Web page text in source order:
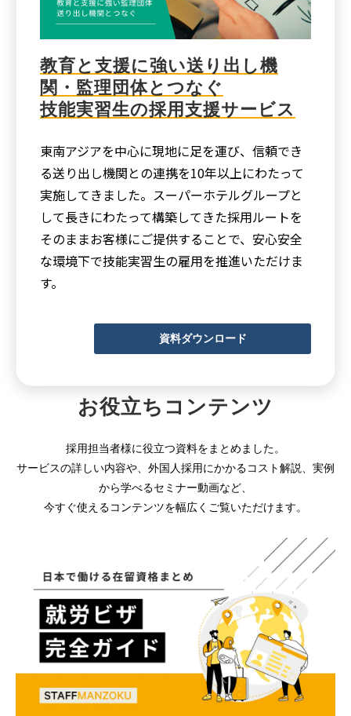
教育と支援に強い送り出し機
関・監理団体とつなぐ
技能実習生の採用支援サービス
東南アジアを中心に現地に足を運び、信頼でき
る送り出し機関との連携を10年以上にわたって
実施してきました。スーパーホテルグループと
して長きにわたって構築してきた採用ルートを
そのままお客様にご提供することで、安心安全
な環境下で技能実習生の雇用を推進いただけま
す。
資料ダウンロード
お役立ちコンテンツ
採用担当者様に役立つ資料をまとめました。
サービスの詳しい内容や、外国人採用にかかるコスト解説、実例
から学べるセミナー動画など、
今すぐ使えるコンテンツを幅広くご覧いただけます。